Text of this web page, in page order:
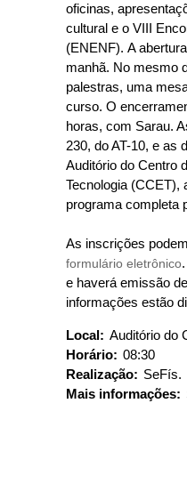
oficinas,
cultural e o VIII
(ENENF). A
manhã. No mesmo
palestras, uma
curso. O
horas, com Sarau.
230, do AT-10, e as
Auditório do Centro
Tecnologia (CCET),
programa completa
As inscrições
formulário eletrônico
e haverá emissão
informações estão
Local: Auditório do
Horário: 08:30
Realização: SeFís.
Mais informações: